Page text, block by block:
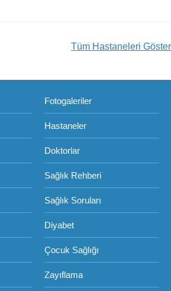
Tüm Hastaneleri Göster
Fotogaleriler
Hastaneler
Doktorlar
Sağlık Rehberi
Sağlık Soruları
Diyabet
Çocuk Sağlığı
Zayıflama